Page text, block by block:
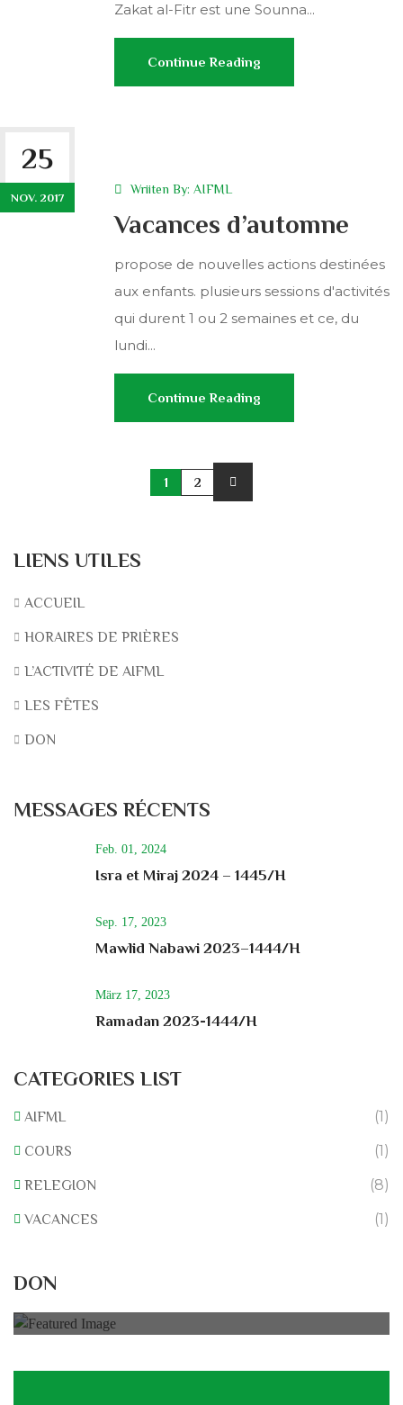
Zakat al-Fitr est une Sounna...
Continue Reading
25
NOV. 2017
Wriiten By: AIFML
Vacances d’automne
propose de nouvelles actions destinées
aux enfants. plusieurs sessions d'activités
qui durent 1 ou 2 semaines et ce, du
lundi...
Continue Reading
1 2
LIENS UTILES
ACCUEIL
HORAIRES DE PRIÈRES
L’ACTIVITÉ DE AIFML
LES FÊTES
DON
MESSAGES RÉCENTS
Feb. 01, 2024
Isra et Miraj 2024 – 1445/H
Sep. 17, 2023
Mawlid Nabawi 2023–1444/H
März 17, 2023
Ramadan 2023-1444/H
CATEGORIES LIST
AIFML (1)
COURS (1)
RELEGION (8)
VACANCES (1)
DON
0% of